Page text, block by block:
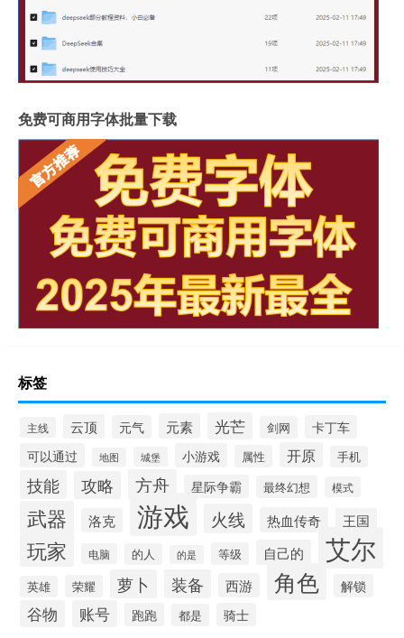
免费可商用字体批量下载
标签
主线 云顶 元气 元素 光芒 剑网 卡丁车
可以通过 地图 城堡 小游戏 属性 开原 手机
技能 攻略 方舟 星际争霸 最终幻想 模式
武器 洛克 游戏 火线 热血传奇 王国
玩家 电脑 的人 的是 等级 自己的 艾尔
英雄 荣耀 萝卜 装备 西游 角色 解锁
谷物 账号 跑跑 都是 骑士